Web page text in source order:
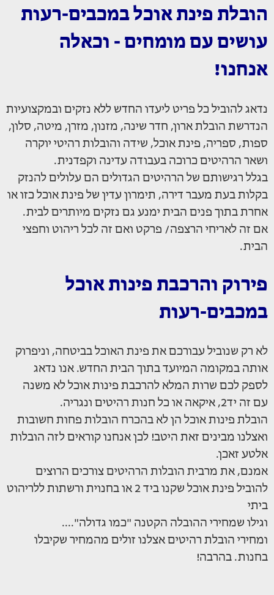
הובלת פינת אוכל במכבים-רעות
עושים עם מומחים - וכאלה
אנחנו!
נדאג להוביל כל פריט ליעדו החדש ללא נזקים ובמקצועיות
הנדרשת הובלת ארון, חדר שינה, מזנון, מזרן, מיטה, סלון,
ספות, ספריה, פינת אוכל, שידה והובלות רהיטי יוקרה
ושאר הרהיטים כרוכה בעבודה עדינה וקפדנית.
בגלל רגישותם של הרהיטים הגדולים הם עלולים להנזק
בקלות בעת מעבר דירה, תימרון עדין של פינת אוכל כזו או
אחרת בתוך פנים הבית ימנע גם נזקים מיותרים לבית.
אם זה לאריחי הרצפה/ פרקט ואם זה לכל ריהוט וחפצי
הבית.
פירוק והרכבת פינות אוכל
במכבים-רעות
לא רק שנוביל עבורכם את פינת האוכל בביטחה, וניפרוק
אותה במקומה המיועד בתוך הבית החדש. אנו נדאג
לספק לכם שרות המלא להרכבת פינות אוכל לא משנה
עם זה יד2, איקאה או כל חנות רהיטים ונגריה.
הובלת פינות אוכל הן לא בהכרח הובלות פחות חשובות
ואצלנו מבינים זאת היטב! לכן אנחנו קוראים לזה הובלות
אלטע זאכן.
אמנם, את מרבית הובלות הרהיטים צורכים הרוצים
להוביל פינת אוכל שקנו ביד 2 או בחנוית ורשתות ללריהוט
ביתי
וגילו שמחירי ההובלה הקטנה "כמו גדולה"....
ומחירי הובלת רהיטים אצלנו זולים מהמחיר שקיבלו
בחנות. בהרבה!